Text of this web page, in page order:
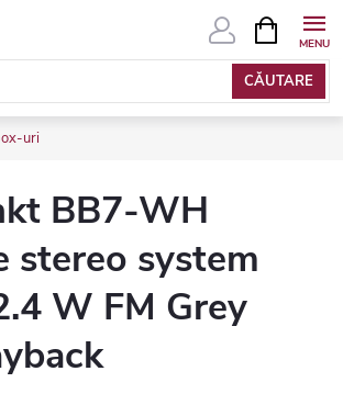
CĂUTARE
COŞ
DE
uri
BB7-WH
stereo system
W FM Grey